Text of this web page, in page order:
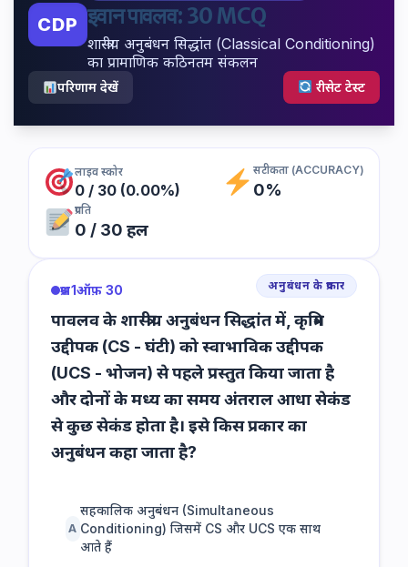
CDP इवान पावलव: 30 MCQ
शास्त्रीय अनुबंधन सिद्धांत (Classical Conditioning)
का प्रामाणिक कठिनतम संकलन
परिणाम देखें रीसेट टेस्ट
लाइव स्कोर
0 / 30 (0.00%)
सटीकता (ACCURACY)
0%
प्रगति
0 / 30 हल
अनुबंधन के प्रकार
प्रश्न1ऑफ़ 30
पावलव के शास्त्रीय अनुबंधन सिद्धांत में, कृत्रिम
उद्दीपक (CS - घंटी) को स्वाभाविक उद्दीपक
(UCS - भोजन) से पहले प्रस्तुत किया जाता है
और दोनों के मध्य का समय अंतराल आधा सेकंड
से कुछ सेकंड होता है। इसे किस प्रकार का
अनुबंधन कहा जाता है?
A
सहकालिक अनुबंधन (Simultaneous
Conditioning) जिसमें CS और UCS एक साथ
आते हैं